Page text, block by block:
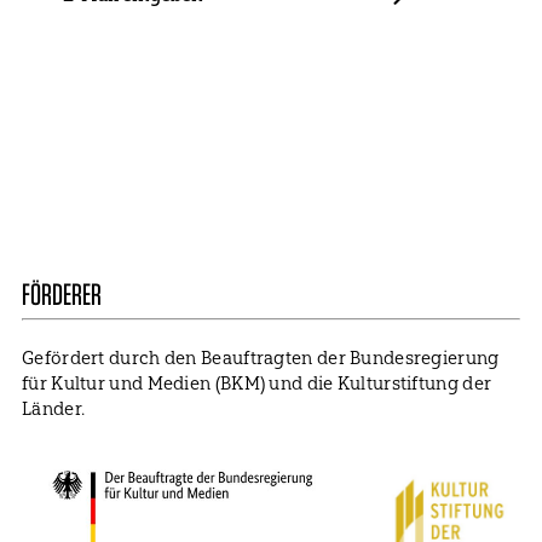
FÖRDERER
Gefördert durch den Beauftragten der Bundesregierung
für Kultur und Medien (BKM) und die Kulturstiftung der
Länder.